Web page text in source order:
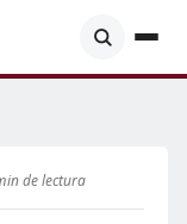
de lectura